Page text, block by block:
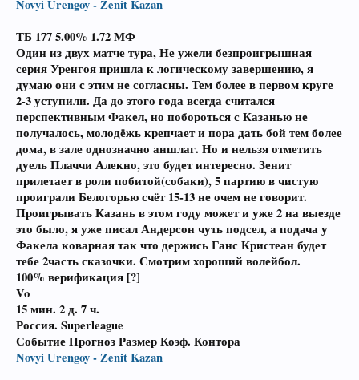
Novyi Urengoy - Zenit Kazan
ТБ 177 5.00% 1.72МФ
Один из двух матче тура, Не ужели безпроигрышная
серия Уренгоя пришла к логическому завершению, я
думаю они с этим не согласны. Тем более в первом круге
2-3 уступили. Да до этого года всегда считался
перспективным Факел, но побороться с Казанью не
получалось, молодёжь крепчает и пора дать бой тем более
дома, в зале однозначно аншлаг. Но и нельзя отметить
дуель Плаччи Алекно, это будет интересно. Зенит
прилетает в роли побитой(собаки), 5 партию в чистую
проиграли Белогорью счёт 15-13 не очем не говорит.
Проигрывать Казань в этом году может и уже 2 на выезде
это было, я уже писал Андерсон чуть подсел, а подача у
Факела коварная так что держись Ганс Кристеан будет
тебе 2часть сказочки. Смотрим хороший волейбол.
100% верификация [?]
Vo
15 мин. 2 д. 7 ч.
Россия. Superleague
Событие Прогноз Размер Коэф. Контора
Novyi Urengoy - Zenit Kazan